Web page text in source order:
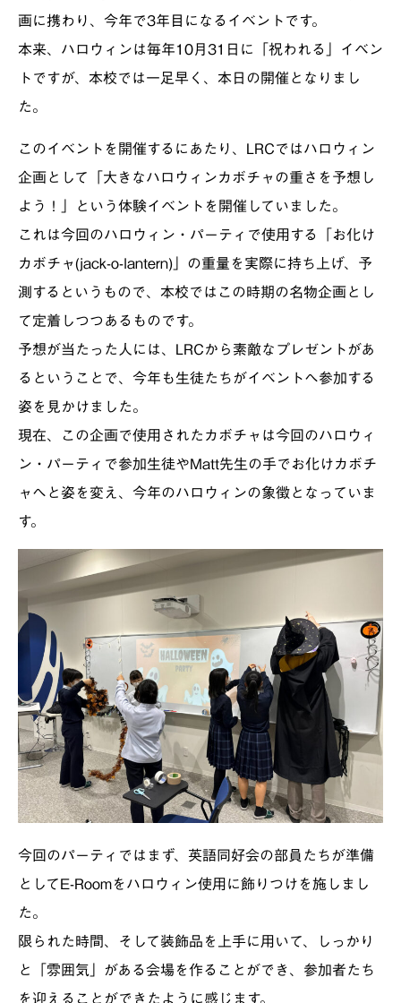
画に携わり、今年で3年目になるイベントです。
本来、ハロウィンは毎年10月31日に「祝われる」イベン
トですが、本校では一足早く、本日の開催となりまし
た。
このイベントを開催するにあたり、LRCではハロウィン
企画として「大きなハロウィンカボチャの重さを予想し
よう！」という体験イベントを開催していました。
これは今回のハロウィン・パーティで使用する「お化け
カボチャ(jack-o-lantern)」の重量を実際に持ち上げ、予
測するというもので、本校ではこの時期の名物企画とし
て定着しつつあるものです。
予想が当たった人には、LRCから素敵なプレゼントがあ
るということで、今年も生徒たちがイベントへ参加する
姿を見かけました。
現在、この企画で使用されたカボチャは今回のハロウィ
ン・パーティで参加生徒やMatt先生の手でお化けカボチ
ャへと姿を変え、今年のハロウィンの象徴となっていま
す。
今回のパーティではまず、英語同好会の部員たちが準備
としてE-Roomをハロウィン使用に飾りつけを施しまし
た。
限られた時間、そして装飾品を上手に用いて、しっかり
と「雰囲気」がある会場を作ることができ、参加者たち
を迎えることができたように感じます。